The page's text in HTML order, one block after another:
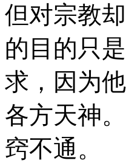
但对宗教
的目的只
求，因为
各方天神
窍不通。